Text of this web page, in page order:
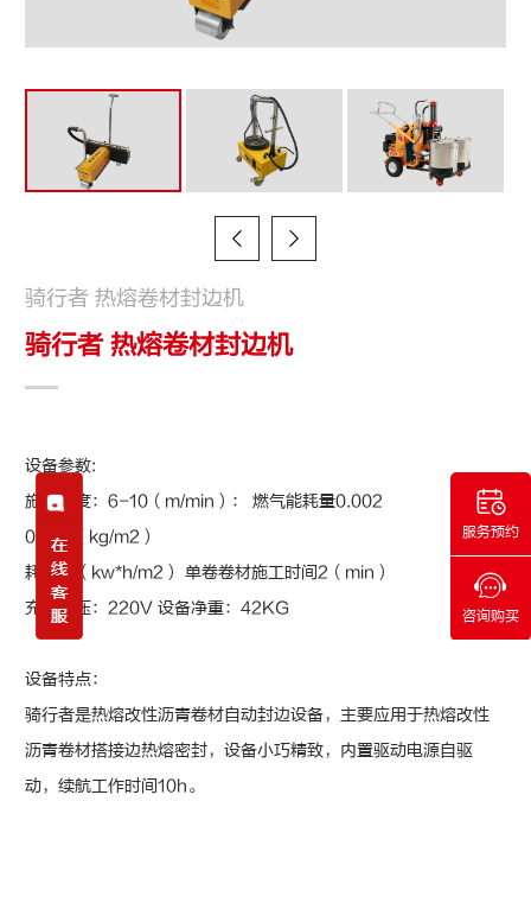
 
骑行者 热熔卷材封边机
骑行者 热熔卷材封边机
设备参数:
施工速度：6-10（m/min）： 燃气能耗量0.002
0.004（kg/m2）
耗电量（kw*h/m2） 单卷卷材施工时间2（min）
充电电压：220V 设备净重：42KG
设备特点：
骑行者是热熔改性沥青卷材自动封边设备，主要应用于热熔改性
沥青卷材搭接边热熔密封，设备小巧精致，内置驱动电源自驱
动，续航工作时间10h。
服务预约
咨询购买